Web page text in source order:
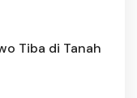
Tiba di Tanah